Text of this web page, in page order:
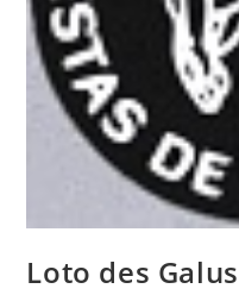
Loto des Galus